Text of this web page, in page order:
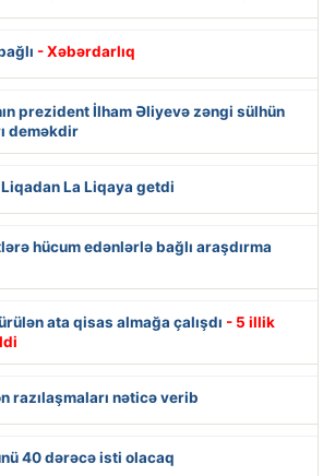
- Xəbərdarlıq
prezident İlham Əliyevə zəngi sülhün
deməkdir
La Liqaya getdi
hücum edənlərlə bağlı araşdırma
ata qisas almağa çalışdı - 5 illik
razılaşmaları nəticə verib
40 dərəcə isti olacaq